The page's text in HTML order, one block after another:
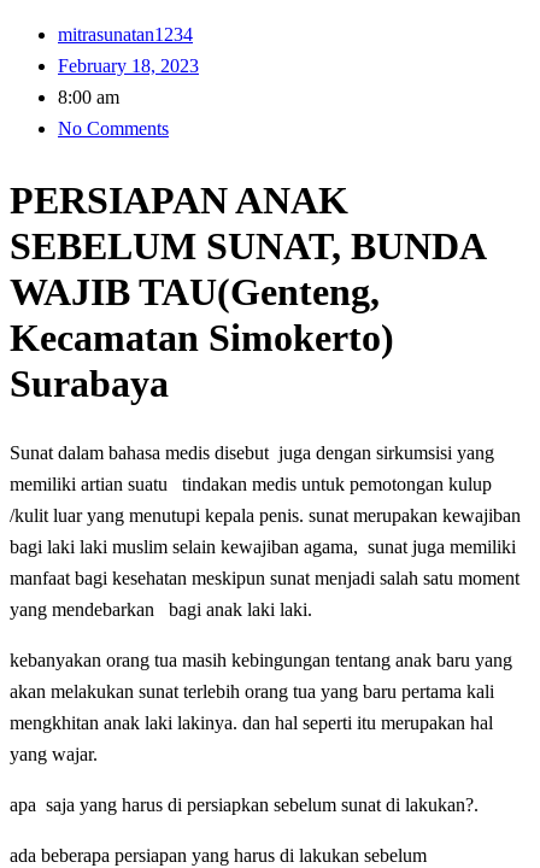
mitrasunatan1234
February 18, 2023
8:00 am
No Comments
PERSIAPAN ANAK
SEBELUM SUNAT, BUNDA
WAJIB TAU(Genteng,
Kecamatan Simokerto)
Surabaya
Sunat dalam bahasa medis disebut juga dengan sirkumsisi yang
memiliki artian suatu tindakan medis untuk pemotongan kulup
/kulit luar yang menutupi kepala penis. sunat merupakan kewajiban
bagi laki laki muslim selain kewajiban agama, sunat juga memiliki
manfaat bagi kesehatan meskipun sunat menjadi salah satu moment
yang mendebarkan bagi anak laki laki.
kebanyakan orang tua masih kebingungan tentang anak baru yang
akan melakukan sunat terlebih orang tua yang baru pertama kali
mengkhitan anak laki lakinya. dan hal seperti itu merupakan hal
yang wajar.
apa saja yang harus di persiapkan sebelum sunat di lakukan?.
ada beberapa persiapan yang harus di lakukan sebelum